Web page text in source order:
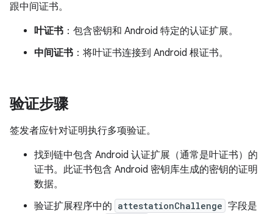
跟中间证书。
叶证书 ：包含密钥和 Android 特定的认证扩展。
中间证书 ：将叶证书连接到 Android 根证书。
验证步骤
签发者应针对证明执行多项验证。
找到链中包含 Android 认证扩展（通常是叶证书）的
证书。此证书包含 Android 密钥库生成的密钥的证明
数据。
验证扩展程序中的 attestationChallenge 字段是